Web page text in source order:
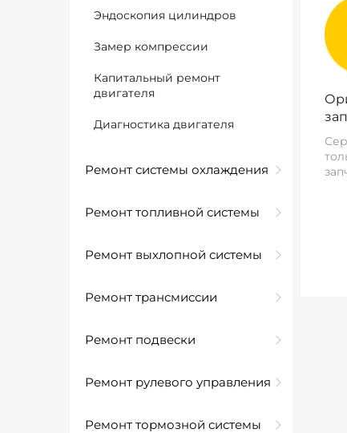
Эндоскопия цилиндров
Замер компрессии
Капитальный ремонт
двигателя
Диагностика двигателя
Ремонт системы охлаждения
Ремонт топливной системы
Ремонт выхлопной системы
Ремонт трансмиссии
Ремонт подвески
Ремонт рулевого управления
Ремонт тормозной системы